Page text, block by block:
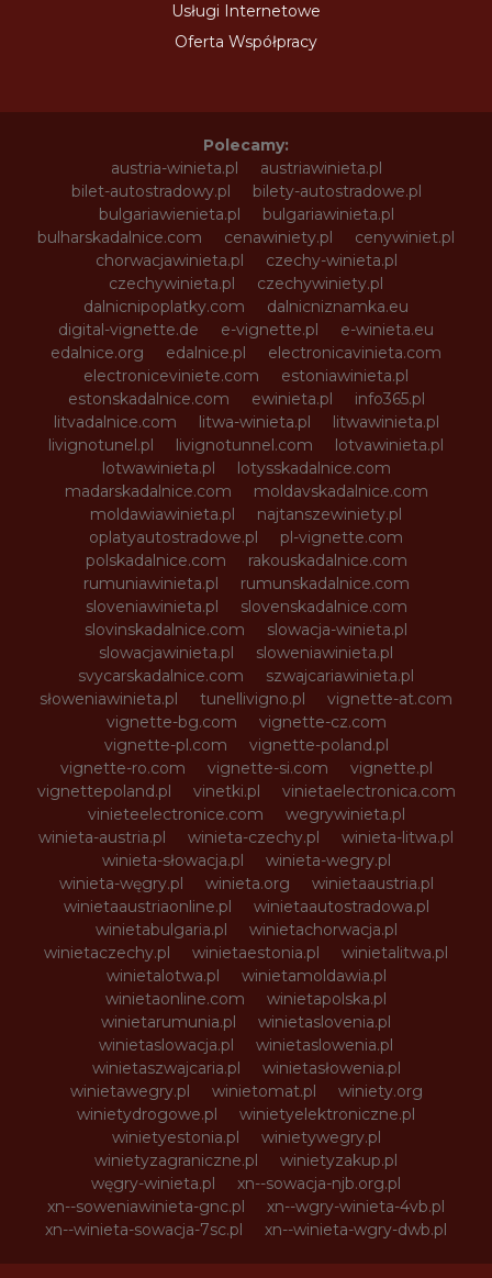
Usługi Internetowe
Oferta Współpracy
Polecamy:
austria-winieta.pl
austriawinieta.pl
bilet-autostradowy.pl
bilety-autostradowe.pl
bulgariawienieta.pl
bulgariawinieta.pl
bulharskadalnice.com
cenawiniety.pl
cenywiniet.pl
chorwacjawinieta.pl
czechy-winieta.pl
czechywinieta.pl
czechywiniety.pl
dalnicnipoplatky.com
dalnicniznamka.eu
digital-vignette.de
e-vignette.pl
e-winieta.eu
edalnice.org
edalnice.pl
electronicavinieta.com
electroniceviniete.com
estoniawinieta.pl
estonskadalnice.com
ewinieta.pl
info365.pl
litvadalnice.com
litwa-winieta.pl
litwawinieta.pl
livignotunel.pl
livignotunnel.com
lotvawinieta.pl
lotwawinieta.pl
lotysskadalnice.com
madarskadalnice.com
moldavskadalnice.com
moldawiawinieta.pl
najtanszewiniety.pl
oplatyautostradowe.pl
pl-vignette.com
polskadalnice.com
rakouskadalnice.com
rumuniawinieta.pl
rumunskadalnice.com
sloveniawinieta.pl
slovenskadalnice.com
slovinskadalnice.com
slowacja-winieta.pl
slowacjawinieta.pl
sloweniawinieta.pl
svycarskadalnice.com
szwajcariawinieta.pl
słoweniawinieta.pl
tunellivigno.pl
vignette-at.com
vignette-bg.com
vignette-cz.com
vignette-pl.com
vignette-poland.pl
vignette-ro.com
vignette-si.com
vignette.pl
vignettepoland.pl
vinetki.pl
vinietaelectronica.com
vinieteelectronice.com
wegrywinieta.pl
winieta-austria.pl
winieta-czechy.pl
winieta-litwa.pl
winieta-słowacja.pl
winieta-wegry.pl
winieta-węgry.pl
winieta.org
winietaaustria.pl
winietaaustriaonline.pl
winietaautostradowa.pl
winietabulgaria.pl
winietachorwacja.pl
winietaczechy.pl
winietaestonia.pl
winietalitwa.pl
winietalotwa.pl
winietamoldawia.pl
winietaonline.com
winietapolska.pl
winietarumunia.pl
winietaslovenia.pl
winietaslowacja.pl
winietaslowenia.pl
winietaszwajcaria.pl
winietasłowenia.pl
winietawegry.pl
winietomat.pl
winiety.org
winietydrogowe.pl
winietyelektroniczne.pl
winietyestonia.pl
winietywegry.pl
winietyzagraniczne.pl
winietyzakup.pl
węgry-winieta.pl
xn--sowacja-njb.org.pl
xn--soweniawinieta-gnc.pl
xn--wgry-winieta-4vb.pl
xn--winieta-sowacja-7sc.pl
xn--winieta-wgry-dwb.pl